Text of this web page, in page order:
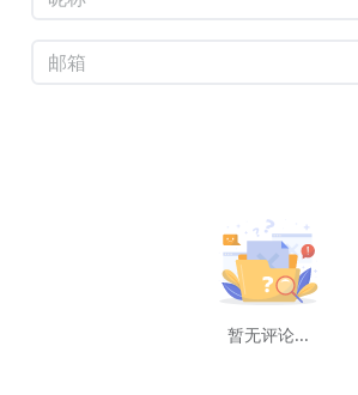
暂无评论...